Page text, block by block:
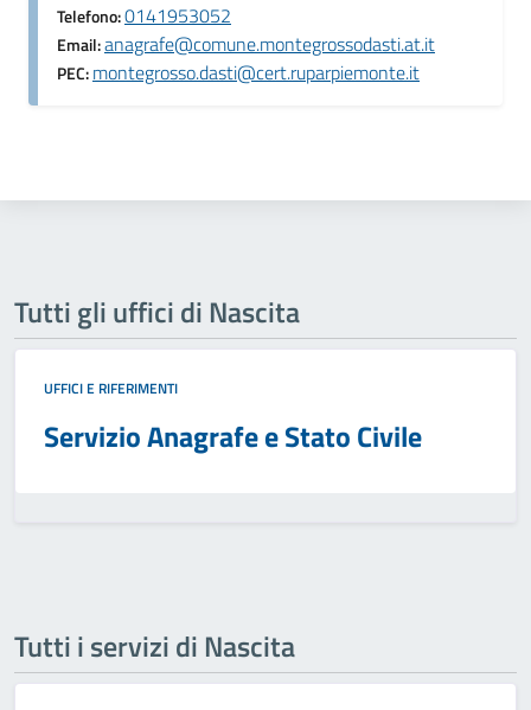
Telefono:0141953052
Email:anagrafe@comune.montegrossodasti.at.it
PEC:montegrosso.dasti@cert.ruparpiemonte.it
Tutti gli uffici di Nascita
UFFICI E RIFERIMENTI
Servizio Anagrafe e Stato Civile
Tutti i servizi di Nascita